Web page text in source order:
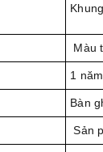
Màu
1 năm
Bàn
Sản